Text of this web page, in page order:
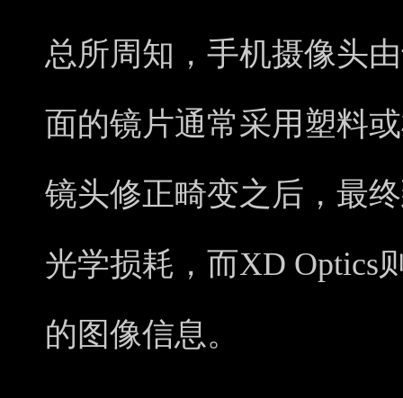
总所周知，手机摄像头
面的镜片通常采用塑料
镜头修正畸变之后，最
光学损耗，而XD Optics
的图像信息。